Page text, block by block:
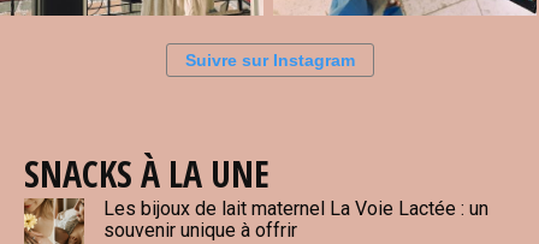
Suivre sur Instagram
SNACKS À LA UNE
Les bijoux de lait maternel La Voie Lactée : un
souvenir unique à offrir